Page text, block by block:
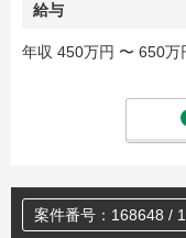
給与
年収 450万円 〜 650万
案件番号：168648 /